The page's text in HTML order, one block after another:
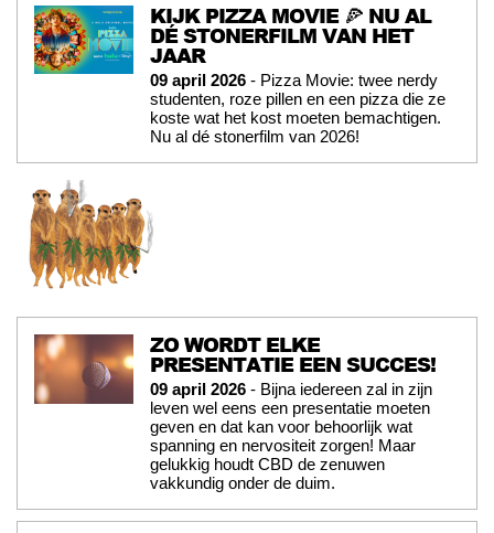
KIJK PIZZA MOVIE 🍕 NU AL
DÉ STONERFILM VAN HET
JAAR
09 april 2026 - Pizza Movie: twee nerdy
studenten, roze pillen en een pizza die ze
koste wat het kost moeten bemachtigen.
Nu al dé stonerfilm van 2026!
ZO WORDT ELKE
PRESENTATIE EEN SUCCES!
09 april 2026 - Bijna iedereen zal in zijn
leven wel eens een presentatie moeten
geven en dat kan voor behoorlijk wat
spanning en nervositeit zorgen! Maar
gelukkig houdt CBD de zenuwen
vakkundig onder de duim.